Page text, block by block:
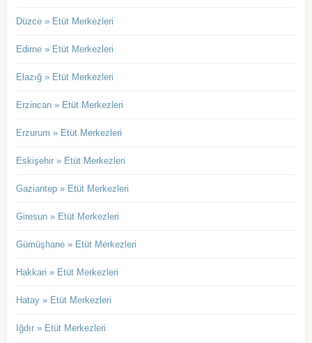
Düzce » Etüt Merkezleri
Edirne » Etüt Merkezleri
Elazığ » Etüt Merkezleri
Erzincan » Etüt Merkezleri
Erzurum » Etüt Merkezleri
Eskişehir » Etüt Merkezleri
Gaziantep » Etüt Merkezleri
Giresun » Etüt Merkezleri
Gümüşhane » Etüt Merkezleri
Hakkari » Etüt Merkezleri
Hatay » Etüt Merkezleri
Iğdır » Etüt Merkezleri